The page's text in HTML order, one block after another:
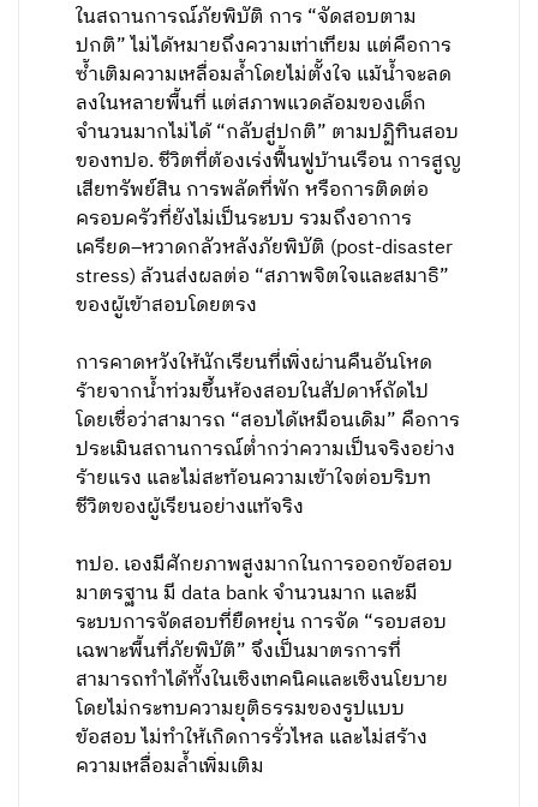
ในสถานการณ์ภัยพิบัติ การ “จัดสอบตาม
ปกติ” ไม่ได้หมายถึงความเท่าเทียม แต่คือการ
ซ้ำเติมความเหลื่อมล้ำโดยไม่ตั้งใจ แม้น้ำจะลด
ลงในหลายพื้นที่ แต่สภาพแวดล้อมของเด็ก
จำนวนมากไม่ได้ “กลับสู่ปกติ” ตามปฏิทินสอบ
ของทปอ. ชีวิตที่ต้องเร่งฟื้นฟูบ้านเรือน การสูญ
เสียทรัพย์สิน การพลัดที่พัก หรือการติดต่อ
ครอบครัวที่ยังไม่เป็นระบบ รวมถึงอาการ
เครียด–หวาดกลัวหลังภัยพิบัติ (post-disaster
stress) ล้วนส่งผลต่อ “สภาพจิตใจและสมาธิ”
ของผู้เข้าสอบโดยตรง
การคาดหวังให้นักเรียนที่เพิ่งผ่านคืนอันโหด
ร้ายจากน้ำท่วมขึ้นห้องสอบในสัปดาห์ถัดไป
โดยเชื่อว่าสามารถ “สอบได้เหมือนเดิม” คือการ
ประเมินสถานการณ์ต่ำกว่าความเป็นจริงอย่าง
ร้ายแรง และไม่สะท้อนความเข้าใจต่อบริบท
ชีวิตของผู้เรียนอย่างแท้จริง
ทปอ. เองมีศักยภาพสูงมากในการออกข้อสอบ
มาตรฐาน มี data bank จำนวนมาก และมี
ระบบการจัดสอบที่ยืดหยุ่น การจัด “รอบสอบ
เฉพาะพื้นที่ภัยพิบัติ” จึงเป็นมาตรการที่
สามารถทำได้ทั้งในเชิงเทคนิคและเชิงนโยบาย
โดยไม่กระทบความยุติธรรมของรูปแบบ
ข้อสอบ ไม่ทำให้เกิดการรั่วไหล และไม่สร้าง
ความเหลื่อมล้ำเพิ่มเติม